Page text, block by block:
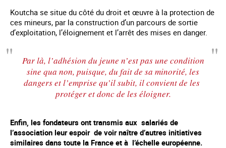
Koutcha se situe du côté du droit et œuvre à la protection de
ces mineurs, par la construction d’un parcours de sortie
d’exploitation, l’éloignement et l’arrêt des mises en danger.
Par là, l’adhésion du jeune n’est pas une condition
sine qua non, puisque, du fait de sa minorité, les
dangers et l’emprise qu’il subit, il convient de les
protéger et donc de les éloigner.
Enfin, les fondateurs ont transmis aux salariés de
l’association leur espoir de voir naître d’autres initiatives
similaires dans toute la France et à l’échelle européenne.